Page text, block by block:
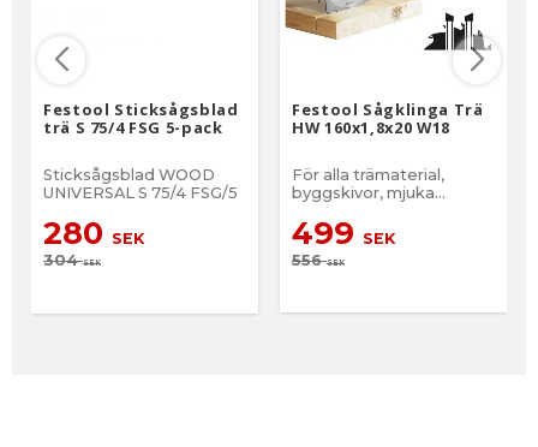
Festool Sticksågsblad
trä S 75/4 FSG 5-pack
Sticksågsblad WOOD
UNIVERSAL S 75/4 FSG/5
280 SEK
304SEK
Festool Sågklinga Trä
HW 160x1,8x20 W18
För alla trämaterial,
byggskivor, mjuka
499 SEK
556SEK